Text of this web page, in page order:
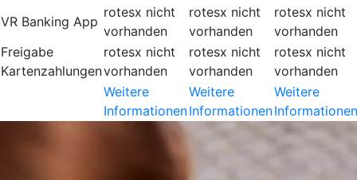
VR Banking App
rotesx nicht
vorhanden
rotesx nicht
vorhanden
rotesx nicht
vorhanden
Freigabe
Kartenzahlungen
rotesx nicht
vorhanden
rotesx nicht
vorhanden
rotesx nicht
vorhanden
Weitere
Informationen
Weitere
Informationen
Weitere
Informationen